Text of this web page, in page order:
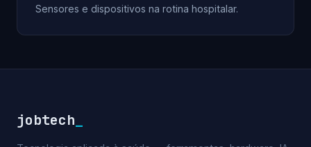
Sensores e dispositivos na rotina hospitalar.
jobtech